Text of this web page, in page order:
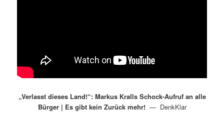
„Verlasst dieses Land!“: Markus Kralls Schock-Aufruf an alle
Bürger | Es gibt kein Zurück mehr!— DenkKlar